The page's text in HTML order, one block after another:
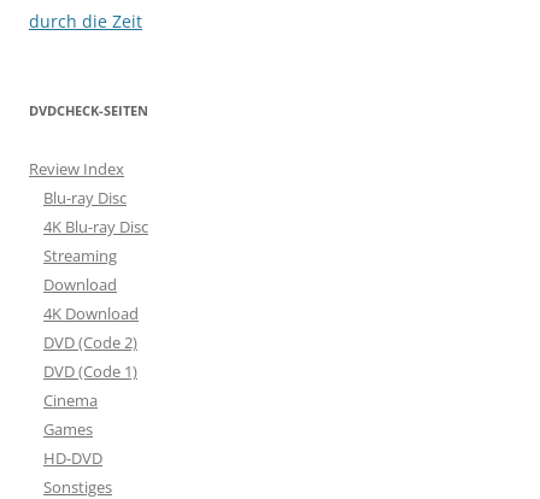
durch die Zeit
DVDCHECK-SEITEN
Review Index
Blu-ray Disc
4K Blu-ray Disc
Streaming
Download
4K Download
DVD (Code 2)
DVD (Code 1)
Cinema
Games
HD-DVD
Sonstiges